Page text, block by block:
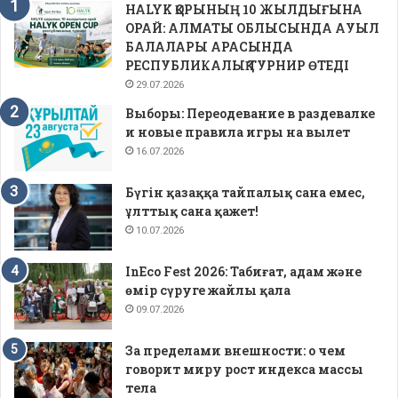
HALYK ҚОРЫНЫҢ 10 ЖЫЛДЫҒЫНА
ОРАЙ: АЛМАТЫ ОБЛЫСЫНДА АУЫЛ
БАЛАЛАРЫ АРАСЫНДА
РЕСПУБЛИКАЛЫҚ ТУРНИР ӨТЕДІ
29.07.2026
Выборы: Переодевание в раздевалке
и новые правила игры на вылет
16.07.2026
Бүгін қазаққа тайпалық сана емес,
ұлттық сана қажет!
10.07.2026
InEco Fest 2026: Табиғат, адам және
өмір сүруге жайлы қала
09.07.2026
За пределами внешности: о чем
говорит миру рост индекса массы
тела